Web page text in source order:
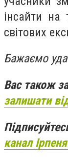
інсайти на
світових
Бажаємо
Вас також
залишати
канал